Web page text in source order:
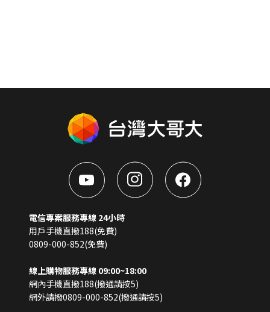
電信專案服務專線 24小時
用戶手機直撥188(免費)
0809-000-852(免費)
線上購物服務專線 09:00~18:00
網內手機直撥188(撥通請按5)
網外請撥0809-000-852(撥通請按5)